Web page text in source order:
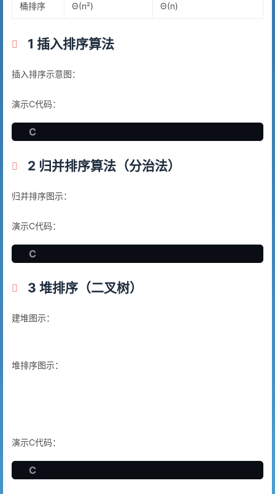
桶排序 Θ(n²) Θ(n)
1 插入排序算法
插入排序示意图：
演示C代码：
C
2 归并排序算法（分治法）
归并排序图示：
演示C代码：
C
3 堆排序（二叉树）
建堆图示：
堆排序图示：
演示C代码：
C